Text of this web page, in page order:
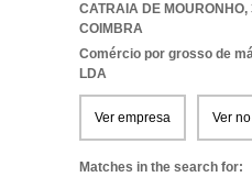
CATRAIA DE
COIMBRA
Comércio por grosso de
LDA
Ver empresa Ver
Matches in the search for: